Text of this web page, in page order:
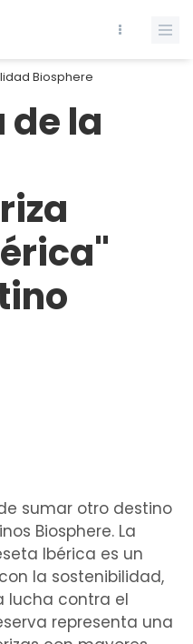
Biosphere
de la
sumar otro destino
Biosphere. La
Ibérica es un
la sostenibilidad,
lucha contra el
representa una